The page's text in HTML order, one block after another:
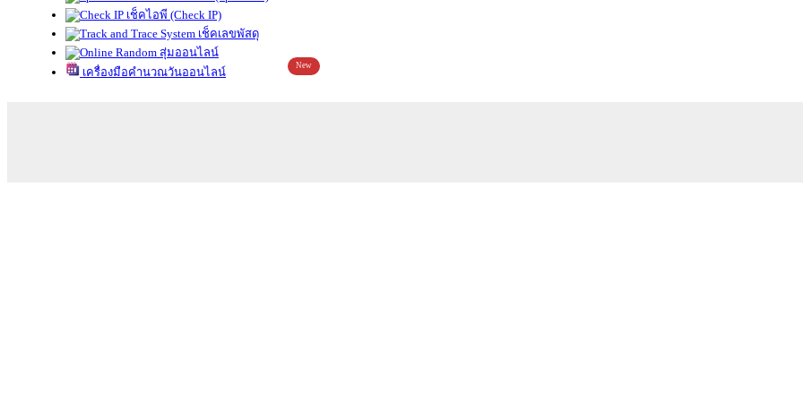
เช็คไอพี (Check IP)
เช็คเลขพัสดุ
สุ่มออนไลน์
เครื่องมือคำนวณวันออนไลน์
New